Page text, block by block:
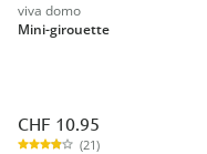
viva domo
Mini-girouette
CHF 10.95
(21)